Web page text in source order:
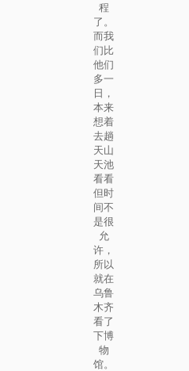
程
了。
而我
们比
他们
多一
日，
本来
想着
去趟
天山
天池
看看
但时
间不
是很
允
许，
所以
就在
乌鲁
木齐
看了
下博
物
馆。